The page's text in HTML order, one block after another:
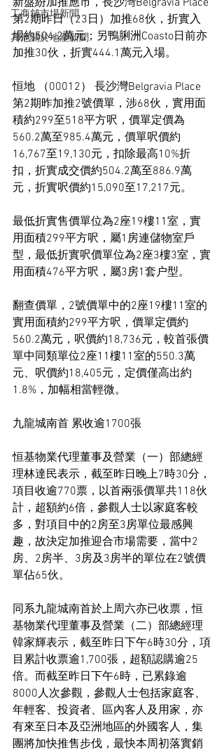
工商舖市場新聞
其他關於地產新聞
新盤紛加推應市，長沙灣Belgravia Place
第2期昨日（23日）加推68伙，折實入
場約504.2萬元；另鴨脷洲Coasto日前亦
加推30伙，折實444.1萬元入場。
恒地 （00012） 長沙灣Belgravia Place
第2期昨加推2號價單，涉68伙，實用面
積約299至518平方呎，價單定價為
560.2萬至985.4萬元，價單呎價約
16,767至19,130元，扣除最高10%折
扣，折實成交價約504.2萬至886.9萬
元，折實呎價約15,090至17,217元。
最低折實售價單位為2座19樓11室，實
用面積299平方呎，屬1房連儲物室戶
型，最低折實呎價單位為2座3樓3室，實
用面積476平方呎，屬3房1套户型。
翻查價單，2號價單中的2座19樓11室的
實用面積約299平方呎，價單定價約
560.2萬元，呎價約18,736元，較首張價
單中同類單位2座11樓11室的550.3萬
元、呎價約18,405元，定價僅高出約
1.8%，加幅相當輕微。
九龍城南首 累收逾1700張
恒基物業代理董事及營業（一）部總經
理林達民表示，截至昨日晚上7時30分，
項目收逾770票，以首兩張價單共118伙
計，超額約6倍，參觀人士以家庭客較
多，對項目中的2房至3房單位最感興
趣，故決定加推迎合市場需要，當中2
房、2房半、3房及3房半的單位在2號價
單佔65伙。
同系九龍城南首於上周六亦已收票，恒
基物業代理董事及營業（二）部總經理
韓家輝表示，截至昨日下午6時30分，項
目累計收票逾1,700張，超額認購逾25
倍。而截至昨日下午6時，已累錄逾
8000人次參觀，參觀人士包括家庭客、
年輕客、投資者、區內客人及用家，亦
有來至日本及亞洲地區的外國客人，集
團將加快推售步伐，最快本周初落實銷